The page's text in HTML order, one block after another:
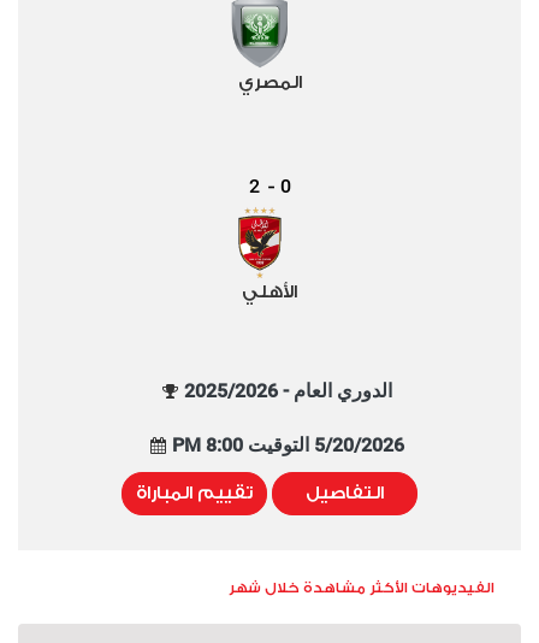
المصري
0
-
2
الأهلي
الدوري العام - 2025/2026
5/20/2026 التوقيت 8:00 PM
التفاصيل تقييم المباراة
الفيديوهات الأكثر مشاهدة خلال شهر